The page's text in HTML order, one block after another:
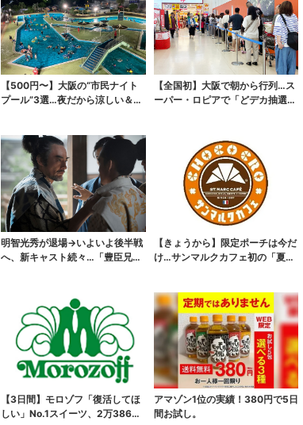
【500円〜】大阪の“市民ナイト
プール”3選…夜だから涼しい＆コ
【全国初】大阪で朝から行列…ス
ーパー・ロピアで「どデカ抽選
明智光秀が退場→いよいよ後半戦
へ、新キャスト続々…「豊臣兄
【きょうから】限定ポーチは今だ
け…サンマルクカフェ初の「夏福
【3日間】モロゾフ「復活してほ
しい」No.1スイーツ、2万3865
アマゾン1位の実績！380円で5日
間お試し。